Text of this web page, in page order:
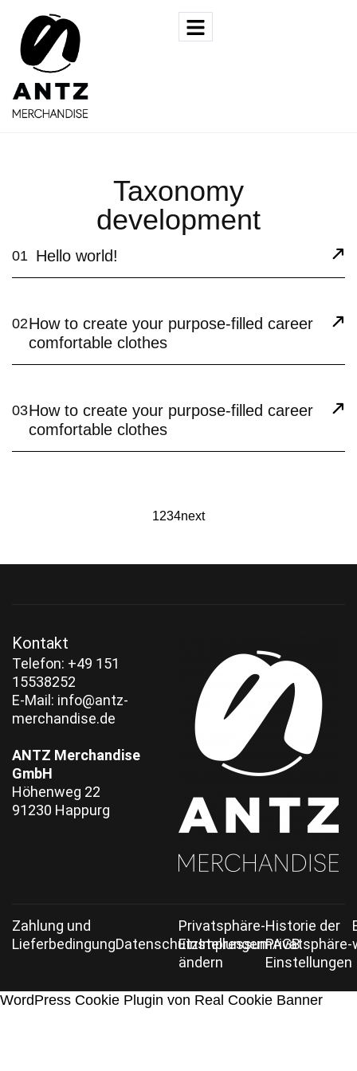
Taxonomy
development
01 Hello world!
02How to create your purpose-filled career
comfortable clothes
03How to create your purpose-filled career
comfortable clothes
1234next
Kontakt
‭Telefon: +49 151
15538252‬
E-Mail: info@antz-
merchandise.de
ANTZ Merchandise
GmbH
Höhenweg 22
91230 Happurg
Privatsphäre-
Einstellungen
ändern
Historie der
Privatsphäre-
Einstellungen
Zahlung und
LieferbedingungDatenschutzImpressumAGB
WordPress Cookie Plugin von Real Cookie Banner